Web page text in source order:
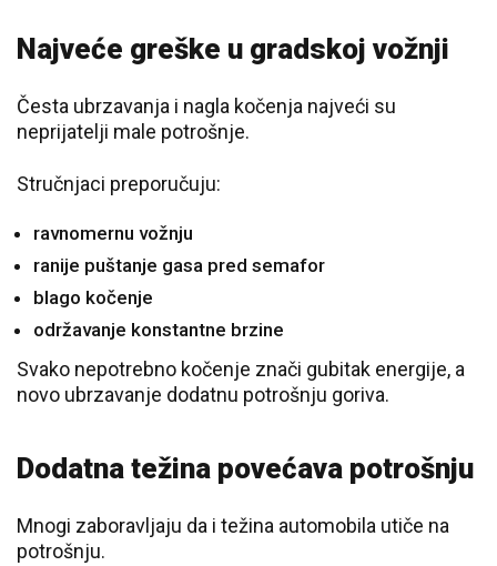
Najveće greške u gradskoj vožnji
Česta ubrzavanja i nagla kočenja najveći su
neprijatelji male potrošnje.
Stručnjaci preporučuju:
ravnomernu vožnju
ranije puštanje gasa pred semafor
blago kočenje
održavanje konstantne brzine
Svako nepotrebno kočenje znači gubitak energije, a
novo ubrzavanje dodatnu potrošnju goriva.
Dodatna težina povećava potrošnju
Mnogi zaboravljaju da i težina automobila utiče na
potrošnju.